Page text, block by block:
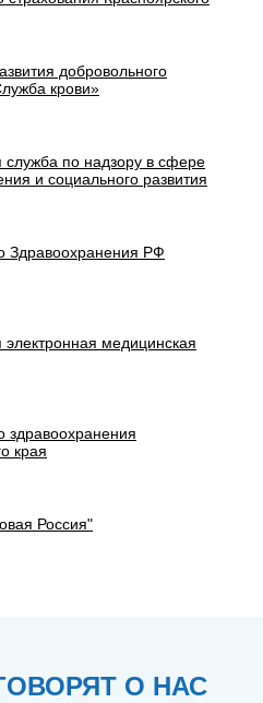
добровольного
крови»
по надзору в сфере
и социального развития
Здравоохранения РФ
медицинская
здравоохранения
края
Россия"
О НАС